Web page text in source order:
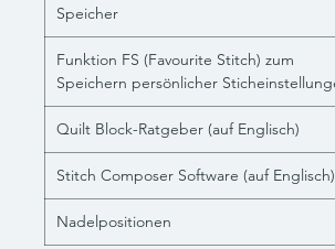
Speicher
Funktion FS (Favourite Stitch) zum
Speichern persönlicher
Quilt Block-Ratgeber (auf Englisch)
Stitch Composer Software (auf Englisch)
Nadelpositionen